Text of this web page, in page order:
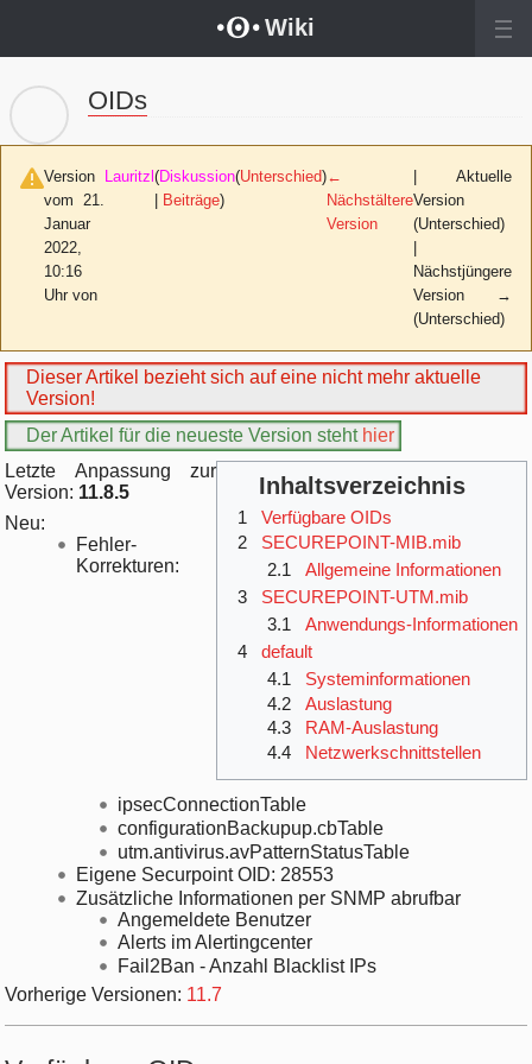
Wiki
OIDs
Version
vom 21.
Januar
2022,
10:16
Uhr von
Lauritzl(Diskussion
| Beiträge )
(Unterschied)
Nächstältere
Version
| Aktuelle
Version
(Unterschied)
|
Nächstjüngere
Version →
(Unterschied)
Dieser Artikel bezieht sich auf eine nicht mehr aktuelle
Version!
Der Artikel für die neueste Version stehthier
Inhaltsverzeichnis
1
Verfügbare OIDs
2
SECUREPOINT-MIB.mib
2.1
Allgemeine Informationen
3
SECUREPOINT-UTM.mib
3.1
Anwendungs-Informationen
4
default
4.1
Systeminformationen
4.2
Auslastung
4.3
RAM-Auslastung
4.4
Netzwerkschnittstellen
Letzte Anpassung zur
Version: 11.8.5
Neu:
Fehler-
Korrekturen:
ipsecConnectionTable
configurationBackupup.cbTable
utm.antivirus.avPatternStatusTable
Eigene Securpoint OID: 28553
Zusätzliche Informationen per SNMP abrufbar
Angemeldete Benutzer
Alerts im Alertingcenter
Fail2Ban - Anzahl Blacklist IPs
Vorherige Versionen: 11.7